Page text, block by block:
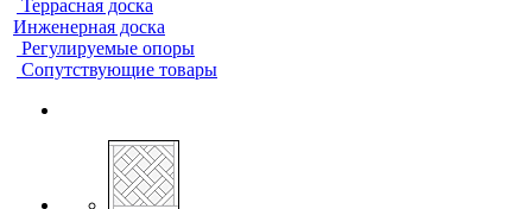
Террасная доска
Инженерная доска
Регулируемые опоры
Сопутствующие товары